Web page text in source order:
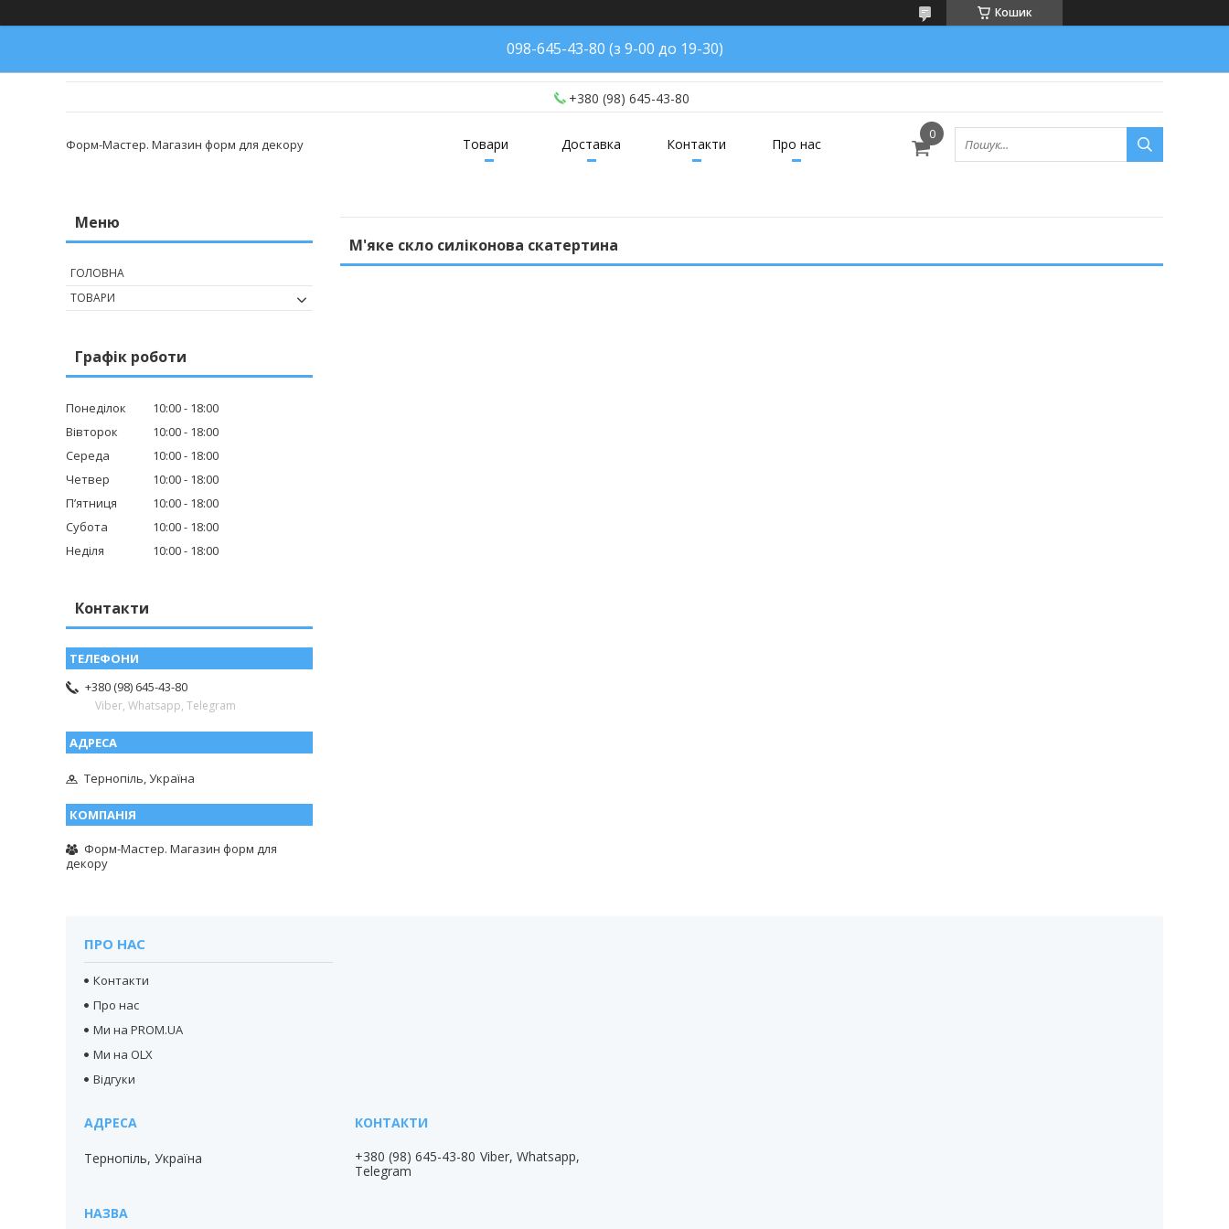
Кошик
098-645-43-80 (з 9-00 до 19-30)
+380 (98) 645-43-80
Форм-Мастер. Магазин форм для декору Товари Доставка Контакти Про нас
М'яке скло силіконова скатертина
ГОЛОВНА
ТОВАРИ
Графік роботи
Понеділок 10:00
18:00
Вівторок
10:00
18:00
Середа
10:00
18:00
Четвер
10:00
18:00
Пʼятниця
10:00
18:00
Субота
10:00
18:00
Неділя
10:00 18:00
Контакти
+380 (98) 645-43-80
Viber, Whatsapp, Telegram
Тернопіль, Україна
Форм-Мастер. Магазин форм для
декору
ПРО НАС
Контакти
Про нас
Ми на PROM.UA
Ми на OLX
Відгуки
Тернопіль, Україна +380 (98) 645-43-80 Viber, Whatsapp,
Telegram